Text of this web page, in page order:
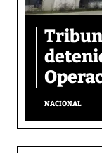
NACIONAL